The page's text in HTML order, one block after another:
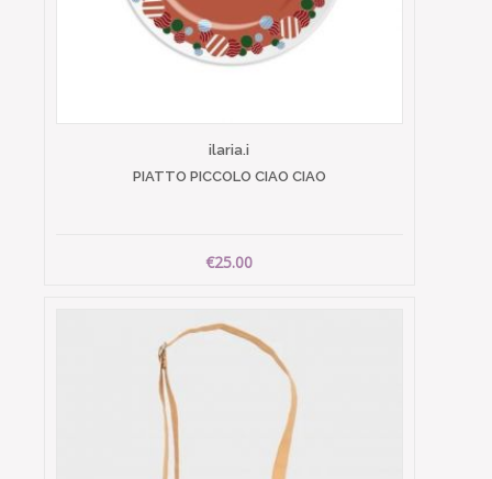
ilaria.i
PIATTO PICCOLO CIAO CIAO
€25.00